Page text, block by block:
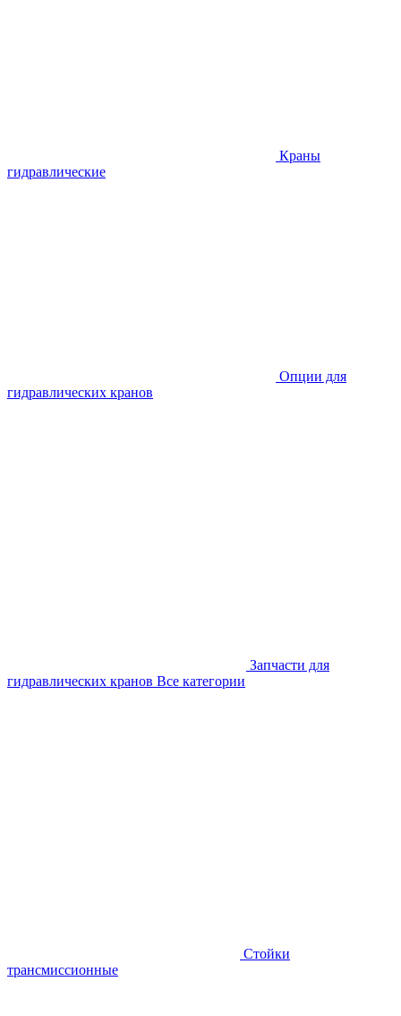
Краны
гидравлические
Опции для
гидравлических кранов
Запчасти для
гидравлических кранов Все категории
Стойки
трансмиссионные